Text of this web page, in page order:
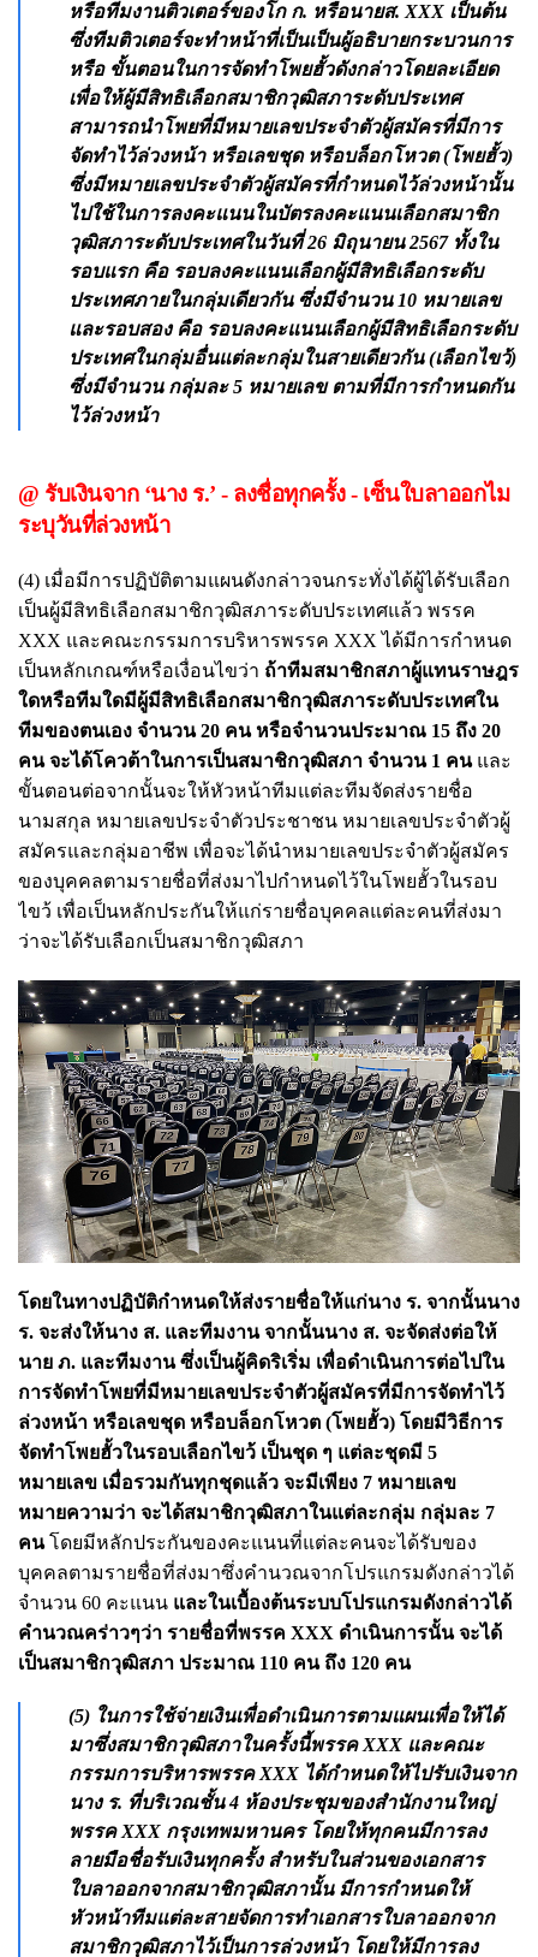
หรือทีมงานติวเตอร์ของโก ก. หรือนายส. XXX เป็นต้น
ซึ่งทีมติวเตอร์จะทำหน้าที่เป็นเป็นผู้อธิบายกระบวนการ
หรือ ขั้นตอนในการจัดทำโพยฮั้วดังกล่าวโดยละเอียด
เพื่อให้ผู้มีสิทธิเลือกสมาชิกวุฒิสภาระดับประเทศ
สามารถนำโพยที่มีหมายเลขประจำตัวผู้สมัครที่มีการ
จัดทำไว้ล่วงหน้า หรือเลขชุด หรือบล็อกโหวต (โพยฮั้ว)
ซึ่งมีหมายเลขประจำตัวผู้สมัครที่กำหนดไว้ล่วงหน้านั้น
ไปใช้ในการลงคะแนนในบัตรลงคะแนนเลือกสมาชิก
วุฒิสภาระดับประเทศในวันที่ 26 มิถุนายน 2567 ทั้งใน
รอบแรก คือ รอบลงคะแนนเลือกผู้มีสิทธิเลือกระดับ
ประเทศภายในกลุ่มเดียวกัน ซึ่งมีจำนวน 10 หมายเลข
และรอบสอง คือ รอบลงคะแนนเลือกผู้มีสิทธิเลือกระดับ
ประเทศในกลุ่มอื่นแต่ละกลุ่มในสายเดียวกัน (เลือกไขว้)
ซึ่งมีจำนวน กลุ่มละ 5 หมายเลข ตามที่มีการกำหนดกัน
ไว้ล่วงหน้า
@ รับเงินจาก ‘นาง ร.’ - ลงชื่อทุกครั้ง - เซ็นใบลาออกไม
ระบุวันที่ล่วงหน้า
(4) เมื่อมีการปฏิบัติตามแผนดังกล่าวจนกระทั่งได้ผู้ได้รับเลือก
เป็นผู้มีสิทธิเลือกสมาชิกวุฒิสภาระดับประเทศแล้ว พรรค
XXX และคณะกรรมการบริหารพรรค XXX ได้มีการกำหนด
เป็นหลักเกณฑ์หรือเงื่อนไขว่า ถ้าทีมสมาชิกสภาผู้แทนราษฎร
ใดหรือทีมใดมีผู้มีสิทธิเลือกสมาชิกวุฒิสภาระดับประเทศใน
ทีมของตนเอง จำนวน 20 คน หรือจำนวนประมาณ 15 ถึง 20
คน จะได้โควต้าในการเป็นสมาชิกวุฒิสภา จำนวน 1 คนและ
ขั้นตอนต่อจากนั้นจะให้หัวหน้าทีมแต่ละทีมจัดส่งรายชื่อ
นามสกุล หมายเลขประจำตัวประชาชน หมายเลขประจำตัวผู้
สมัครและกลุ่มอาชีพ เพื่อจะได้นำหมายเลขประจำตัวผู้สมัคร
ของบุคคลตามรายชื่อที่ส่งมาไปกำหนดไว้ในโพยฮั้วในรอบ
ไขว้ เพื่อเป็นหลักประกันให้แก่รายชื่อบุคคลแต่ละคนที่ส่งมา
ว่าจะได้รับเลือกเป็นสมาชิกวุฒิสภา
โดยในทางปฏิบัติกำหนดให้ส่งรายชื่อให้แก่นาง ร. จากนั้นนาง
ร. จะส่งให้นาง ส. และทีมงาน จากนั้นนาง ส. จะจัดส่งต่อให้
นาย ภ. และทีมงาน ซึ่งเป็นผู้คิดริเริ่ม เพื่อดำเนินการต่อไปใน
การจัดทำโพยที่มีหมายเลขประจำตัวผู้สมัครที่มีการจัดทำไว้
ล่วงหน้า หรือเลขชุด หรือบล็อกโหวต (โพยฮั้ว) โดยมีวิธีการ
จัดทำโพยฮั้วในรอบเลือกไขว้ เป็นชุด ๆ แต่ละชุดมี 5
หมายเลข เมื่อรวมกันทุกชุดแล้ว จะมีเพียง 7 หมายเลข
หมายความว่า จะได้สมาชิกวุฒิสภาในแต่ละกลุ่ม กลุ่มละ 7
คนโดยมีหลักประกันของคะแนนที่แต่ละคนจะได้รับของ
บุคคลตามรายชื่อที่ส่งมาซึ่งคำนวณจากโปรแกรมดังกล่าวได้
จำนวน 60 คะแนน และในเบื้องต้นระบบโปรแกรมดังกล่าวได้
คำนวณคร่าวๆว่า รายชื่อที่พรรค XXX ดำเนินการนั้น จะได้
เป็นสมาชิกวุฒิสภา ประมาณ 110 คน ถึง 120 คน
(5) ในการใช้จ่ายเงินเพื่อดำเนินการตามแผนเพื่อให้ได้
มาซึ่งสมาชิกวุฒิสภาในครั้งนี้พรรค XXX และคณะ
กรรมการบริหารพรรค XXX ได้กำหนดให้ไปรับเงินจาก
นาง ร. ที่บริเวณชั้น 4 ห้องประชุมของสำนักงานใหญ่
พรรค XXX กรุงเทพมหานคร โดยให้ทุกคนมีการลง
ลายมือชื่อรับเงินทุกครั้ง สำหรับในส่วนของเอกสาร
ใบลาออกจากสมาชิกวุฒิสภานั้น มีการกำหนดให้
หัวหน้าทีมแต่ละสายจัดการทำเอกสารใบลาออกจาก
สมาชิกวุฒิสภาไว้เป็นการล่วงหน้า โดยให้มีการลง